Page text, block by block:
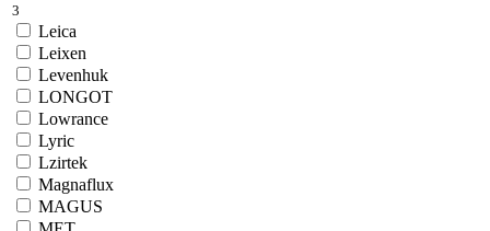
3
Leica
Leixen
Levenhuk
LONGOT
Lowrance
Lyric
Lzirtek
Magnaflux
MAGUS